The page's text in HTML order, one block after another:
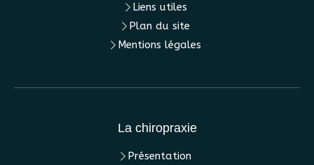
Liens utiles
Plan du site
Mentions légales
La chiropraxie
Présentation